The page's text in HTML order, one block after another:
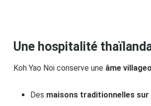
Une hospitalité
Koh Yao Noi conserve une âme
Des maisons traditionnelles